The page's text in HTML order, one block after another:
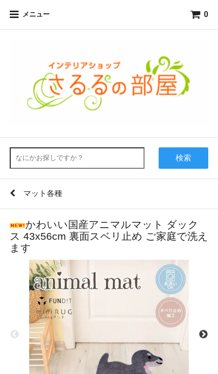
メニュー 0
検索
マット各種
かわいい国産アニマルマット ダック
ス 43x56cm 裏面スベリ止め ご家庭で洗え
ます